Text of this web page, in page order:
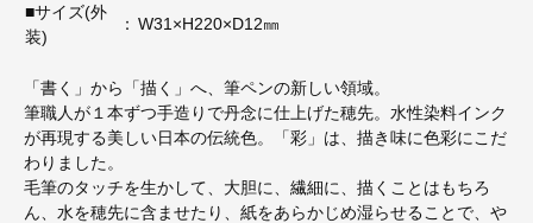
■サイズ(外
装)
： W31×H220×D12㎜
「書く」から「描く」へ、筆ペンの新しい領域。
筆職人が１本ずつ手造りで丹念に仕上げた穂先。水性染料インク
が再現する美しい日本の伝統色。「彩」は、描き味に色彩にこだ
わりました。
毛筆のタッチを生かして、大胆に、繊細に、描くことはもちろ
ん、水を穂先に含ませたり、紙をあらかじめ湿らせることで、や